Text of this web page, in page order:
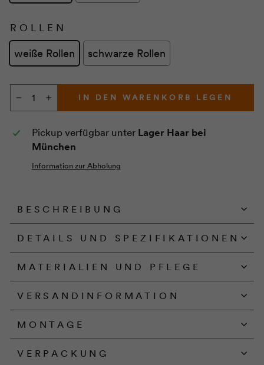
ROLLEN
weiße Rollen schwarze Rollen
+
IN DEN WARENKORB LEGEN
Pickup verfügbar unter Lager Haar bei
München
Information zur Abholung
BESCHREIBUNG
DETAILS UND SPEZIFIKATIONEN
MATERIALIEN UND PFLEGE
VERSANDINFORMATION
MONTAGE
VERPACKUNG